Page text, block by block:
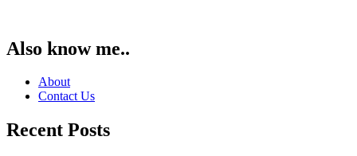
Also know me..
About
Contact Us
Recent Posts